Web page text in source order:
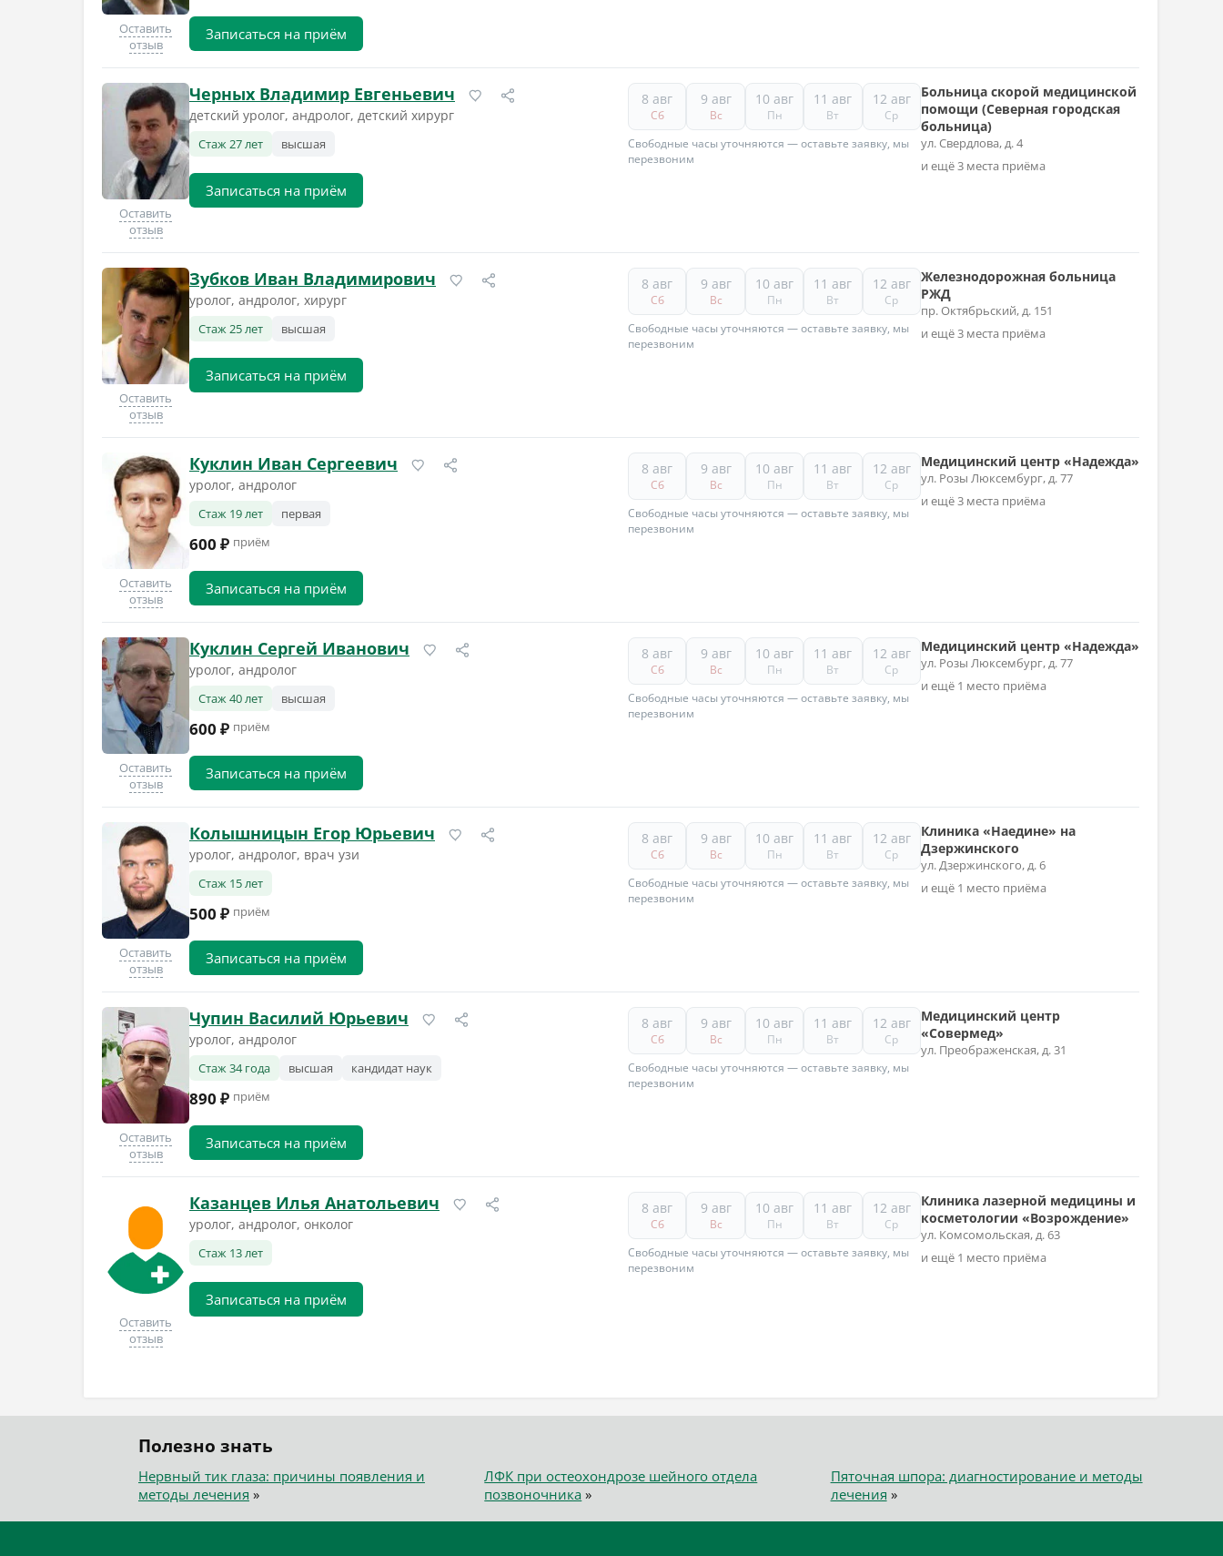
Оставить
отзыв
Записаться на приём
Оставить
отзыв
Черных Владимир Евгеньевич
детский уролог, андролог, детский хирург
Стаж 27 лет высшая
Записаться на приём
8 авг
Сб
9 авг
Вс
10 авг
Пн
11 авг
Вт
12 авг
Ср
Свободные часы уточняются — оставьте заявку, мы
перезвоним
Больница скорой медицинской
помощи (Северная городская
больница)
ул. Свердлова, д. 4
и ещё 3 места приёма
Оставить
отзыв
Зубков Иван Владимирович
уролог, андролог, хирург
Стаж 25 лет высшая
Записаться на приём
8 авг
Сб
9 авг
Вс
10 авг
Пн
11 авг
Вт
12 авг
Ср
Свободные часы уточняются — оставьте заявку, мы
перезвоним
Железнодорожная больница
РЖД
пр. Октябрьский, д. 151
и ещё 3 места приёма
Оставить
отзыв
Куклин Иван Сергеевич
уролог, андролог
Стаж 19 лет первая
600 ₽ приём
Записаться на приём
8 авг
Сб
9 авг
Вс
10 авг
Пн
11 авг
Вт
12 авг
Ср
Свободные часы уточняются — оставьте заявку, мы
перезвоним
Медицинский центр «Надежда»
ул. Розы Люксембург, д. 77
и ещё 3 места приёма
Оставить
отзыв
Куклин Сергей Иванович
уролог, андролог
Стаж 40 лет высшая
600 ₽ приём
Записаться на приём
8 авг
Сб
9 авг
Вс
10 авг
Пн
11 авг
Вт
12 авг
Ср
Свободные часы уточняются — оставьте заявку, мы
перезвоним
Медицинский центр «Надежда»
ул. Розы Люксембург, д. 77
и ещё 1 место приёма
Оставить
отзыв
Колышницын Егор Юрьевич
уролог, андролог, врач узи
Стаж 15 лет
500 ₽ приём
Записаться на приём
8 авг
Сб
9 авг
Вс
10 авг
Пн
11 авг
Вт
12 авг
Ср
Свободные часы уточняются — оставьте заявку, мы
перезвоним
Клиника «Наедине» на
Дзержинского
ул. Дзержинского, д. 6
и ещё 1 место приёма
Оставить
отзыв
Чупин Василий Юрьевич
уролог, андролог
Стаж 34 года высшая кандидат наук
890 ₽ приём
Записаться на приём
8 авг
Сб
9 авг
Вс
10 авг
Пн
11 авг
Вт
12 авг
Ср
Свободные часы уточняются — оставьте заявку, мы
перезвоним
Медицинский центр
«Совермед»
ул. Преображенская, д. 31
Оставить
отзыв
Казанцев Илья Анатольевич
уролог, андролог, онколог
Стаж 13 лет
Записаться на приём
8 авг
Сб
9 авг
Вс
10 авг
Пн
11 авг
Вт
12 авг
Ср
Свободные часы уточняются — оставьте заявку, мы
перезвоним
Клиника лазерной медицины и
косметологии «Возрождение»
ул. Комсомольская, д. 63
и ещё 1 место приёма
Полезно знать
Нервный тик глаза: причины появления и
методы лечения »
ЛФК при остеохондрозе шейного отдела
позвоночника »
Пяточная шпора: диагностирование и методы
лечения »